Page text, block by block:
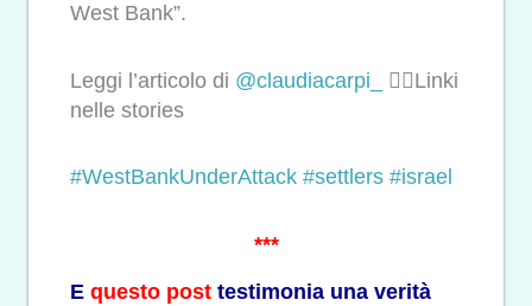
West Bank”.
Leggi l’articolo di @claudiacarpi_
👉🏻Linki
nelle stories
#WestBankUnderAttack #settlers #israel
***
E questo post testimonia una verità